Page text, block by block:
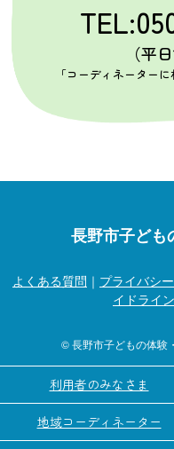
（平
「コーディネーター
長野市子ども
よくある質問 ｜ プライバシ
イドライン
© 長野市子どもの体験
利用者のみなさま
地域コーディネーター